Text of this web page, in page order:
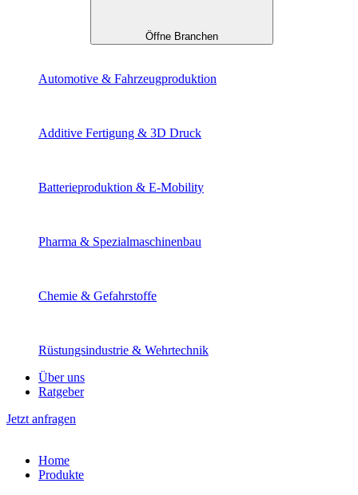
Öffne Branchen
Automotive & Fahrzeug­produktion
Additive Fertigung & 3D Druck
Batterie­produktion & E-Mobility
Pharma & Spezial­maschinenbau
Chemie & Gefahrstoffe
Rüstungs­industrie & Wehr­technik
Über uns
Ratgeber
Jetzt anfragen
Home
Produkte